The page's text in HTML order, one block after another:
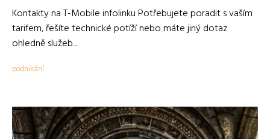
Kontakty na T-Mobile infolinku Potřebujete poradit s vaším
tarifem, řešíte technické potíží nebo máte jiný dotaz
ohledně služeb...
podnikání